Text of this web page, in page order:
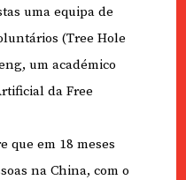
uma equipa de
(Tree Hole
um académico
da Free
que em 18 meses
na China, com o